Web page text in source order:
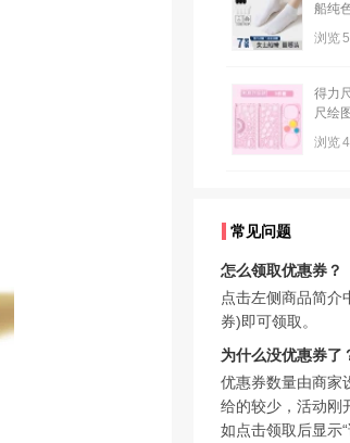
船纯
浏览
得力
尺绘
浏览
常见问题
怎么领取优惠券？
点击左侧商品简介
券)即可领取。
为什么没优惠券了
优惠券数量由商家
给的较少，活动刚
如点击领取后显示